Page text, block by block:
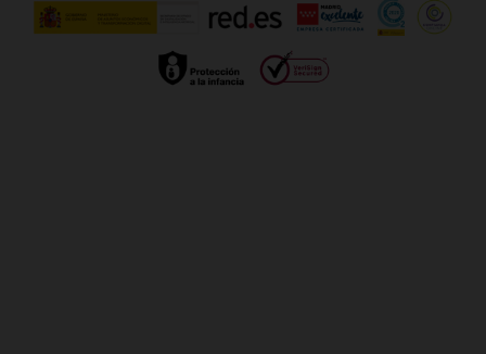
Gestionar UTIQ